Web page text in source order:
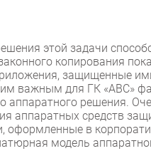
этой задачи
копирования
защищенные
важным для ГК «ABC»
аппаратного решения.
аппаратных средств
оформленные в
модель